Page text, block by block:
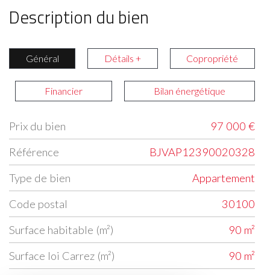
Description du bien
Général Détails + Copropriété
Financier Bilan énergétique
Label Value
Prix du bien
97 000 €
Référence
BJVAP12390020328
Type de bien
Appartement
Code postal
30100
Surface habitable (m²)
90 m²
Surface loi Carrez (m²)
90 m²